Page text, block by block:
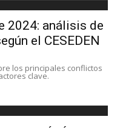
2024: análisis de
el CESEDEN
los principales conflictos
clave.